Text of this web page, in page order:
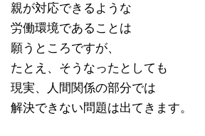
親が対応できるような
労働環境であることは
願うところですが、
たとえ、そうなったとしても
現実、人間関係の部分では
解決できない問題は出てきます。